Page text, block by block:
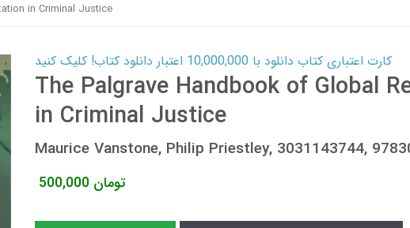
in Criminal Justice
کارت اعتباری کتاب دانلود با 10,000,000 اعتبار دانلود کتاب! کلیک کنید
The Palgrave Handbook of Global
in Criminal Justice
Maurice Vanstone, Philip Priestley, 3031143744,
500,000 تومان